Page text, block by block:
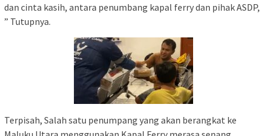
dan cinta kasih, antara penumbang kapal ferry dan pihak ASDP,
” Tutupnya.
Terpisah, Salah satu penumpang yang akan berangkat ke